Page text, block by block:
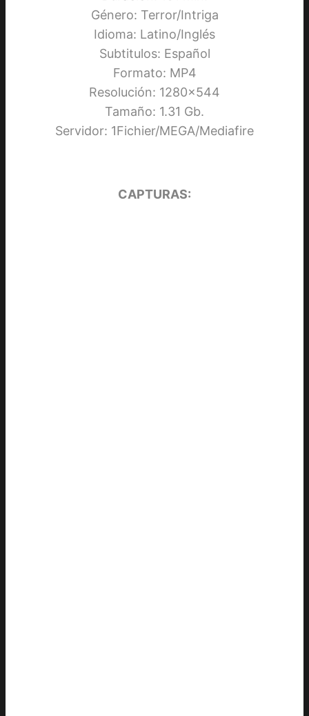
Género: Terror/Intriga
Idioma: Latino/Inglés
Subtitulos: Español
Formato: MP4
Resolución: 1280×544
Tamaño: 1.31 Gb.
Servidor: 1Fichier/MEGA/Mediafire
CAPTURAS: